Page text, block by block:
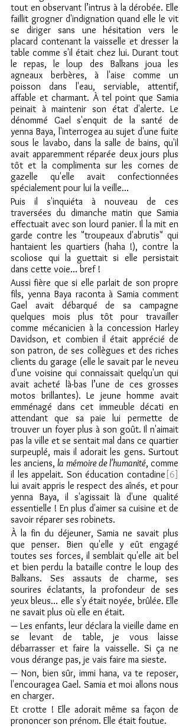
tout en observant l’intrus à la dérobée. Elle
faillit grogner d'indignation quand elle le vit
se diriger sans une hésitation vers le
placard contenant la vaisselle et dresser la
table comme s'il était chez lui. Durant tout
le repas, le loup des Balkans joua les
agneaux berbères, à l'aise comme un
poisson dans l'eau, serviable, attentif,
affable et charmant. À tel point que Samia
peinait à maintenir son état d'alerte. Le
dénommé Gael s'enquit de la santé de
yenna Baya, l'interrogea au sujet d'une fuite
sous le lavabo, dans la salle de bains, qu'il
avait apparemment réparée deux jours plus
tôt et la complimenta sur les cornes de
gazelle qu'elle avait confectionnées
spécialement pour lui la veille…
Puis il s'inquiéta à nouveau de ces
traversées du dimanche matin que Samia
effectuait avec son lourd panier. Il la mit en
garde contre les "troupeaux d'abrutis" qui
hantaient les quartiers (haha !), contre la
scoliose qui la guettait si elle persistait
dans cette voie… bref !
Aussi fière que si elle parlait de son propre
fils, yenna Baya raconta à Samia comment
Gael avait débarqué de sa campagne
quelques mois plus tôt pour travailler
comme mécanicien à la concession Harley
Davidson, et combien il était apprécié de
son patron, de ses collègues et des riches
clients du garage (elle le savait par le neveu
d'une voisine qui connaissait quelqu'un qui
avait acheté là-bas l’une de ces grosses
motos brillantes). Le jeune homme avait
emménagé dans cet immeuble décati en
attendant que sa paie lui permette de
trouver un foyer plus à son goût. Il n'aimait
pas la ville et se sentait mal dans ce quartier
surpeuplé, mais il adorait les gens. Surtout
les anciens, la mémoire de l'humanité, comme
il les appelait. Son éducation contadine [6]
lui avait appris le respect des aînés, et pour
yenna Baya, il s'agissait là d'une qualité
essentielle ! En plus d'aimer sa cuisine et de
savoir réparer ses robinets.
À la fin du déjeuner, Samia ne savait plus
que penser. Bien qu'elle y eût engagé
toutes ses forces, il semblait qu'elle ait bel
et bien perdu la bataille contre le loup des
Balkans. Ses assauts de charme, ses
sourires éclatants, la profondeur de ses
yeux bleus… elle s'y était noyée, brûlée. Elle
ne savait plus où elle en était.
— Les enfants, leur déclara la vieille dame en
se levant de table, je vous laisse
débarrasser et faire la vaisselle. Si ça ne
vous dérange pas, je vais faire ma sieste.
— Non, bien sûr, immi hana, va te reposer,
l'encouragea Gael. Samia et moi allons nous
en charger.
Et crotte ! Elle adorait même sa façon de
prononcer son prénom. Elle était foutue.